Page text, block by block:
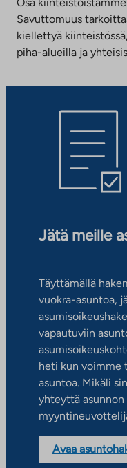
Savuttomuus
kiellettyä
piha-alueilla ja
Jätä meille
Täyttämällä
vuokra-asuntoa,
vapautuviin
heti kun voimme
asuntoa. Mikäli
yhteyttä
Avaa